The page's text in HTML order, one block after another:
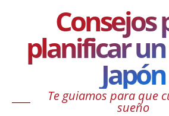
Consejos
planificar
Japón
Te guiamos para que
sueño